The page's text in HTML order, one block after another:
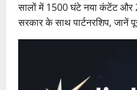
सालों में 1500 घंटे नया कंटेंट और
सरकार के साथ पार्टनरशिप, जानें